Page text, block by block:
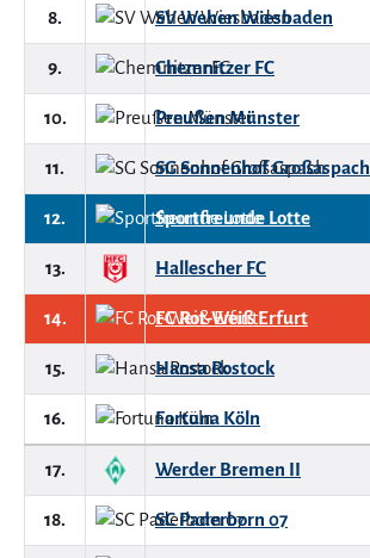
8. SV Wehen Wiesbaden
9. Chemnitzer FC
10. Preußen Münster
11. SG Sonnenhof Großaspach
12. Sportfreunde Lotte
13. Hallescher FC
14. FC Rot-Weiß Erfurt
15. Hansa Rostock
16. Fortuna Köln
17. Werder Bremen II
18. SC Paderborn 07